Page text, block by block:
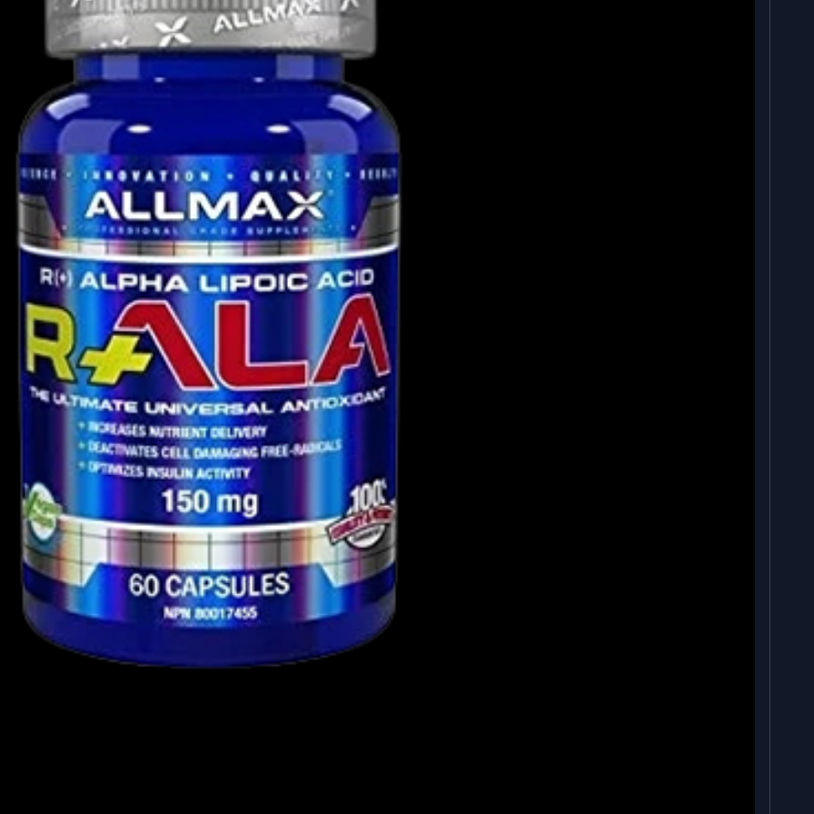
εγκαταστάσεις cGMP στη
υψηλής ποιότητας στον κόσμο. Η
μας είναι απαλλαγμένη από